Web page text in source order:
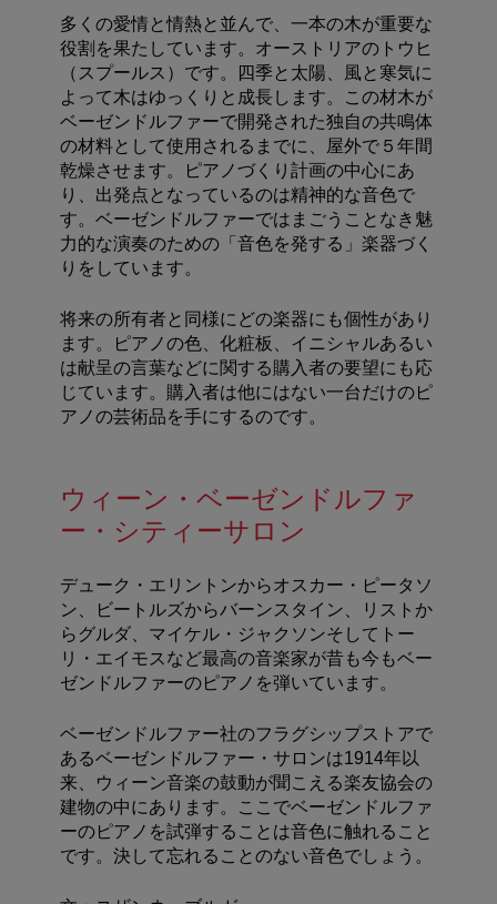
多くの愛情と情熱と並んで、一本の木が重要な
役割を果たしています。オーストリアのトウヒ
（スプールス）です。四季と太陽、風と寒気に
よって木はゆっくりと成長します。この材木が
ベーゼンドルファーで開発された独自の共鳴体
の材料として使用されるまでに、屋外で５年間
乾燥させます。ピアノづくり計画の中心にあ
り、出発点となっているのは精神的な音色で
す。ベーゼンドルファーではまごうことなき魅
力的な演奏のための「音色を発する」楽器づく
りをしています。
将来の所有者と同様にどの楽器にも個性があり
ます。ピアノの色、化粧板、イニシャルあるい
は献呈の言葉などに関する購入者の要望にも応
じています。購入者は他にはない一台だけのピ
アノの芸術品を手にするのです。
ウィーン・ベーゼンドルファ
ー・シティーサロン
デューク・エリントンからオスカー・ピータソ
ン、ビートルズからバーンスタイン、リストか
らグルダ、マイケル・ジャクソンそしてトー
リ・エイモスなど最高の音楽家が昔も今もベー
ゼンドルファーのピアノを弾いています。
ベーゼンドルファー社のフラグシップストアで
あるベーゼンドルファー・サロンは1914年以
来、ウィーン音楽の鼓動が聞こえる楽友協会の
建物の中にあります。ここでベーゼンドルファ
ーのピアノを試弾することは音色に触れること
です。決して忘れることのない音色でしょう。